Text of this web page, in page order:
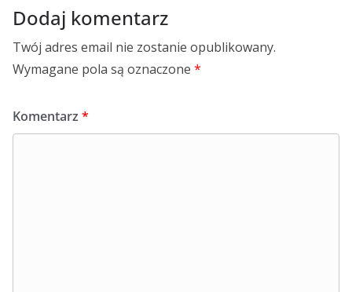
Dodaj komentarz
Twój adres email nie zostanie opublikowany.
Wymagane pola są oznaczone *
Komentarz *